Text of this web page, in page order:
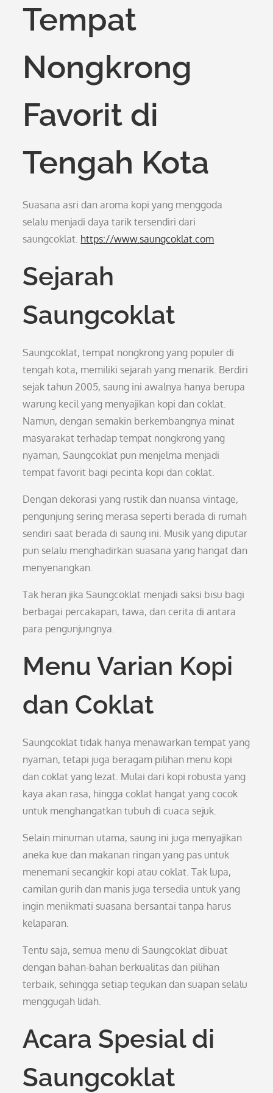
Tempat
Nongkrong
Favorit di
Tengah Kota
Suasana asri dan aroma kopi yang menggoda
selalu menjadi daya tarik tersendiri dari
saungcoklat. https://www.saungcoklat.com
Sejarah
Saungcoklat
Saungcoklat, tempat nongkrong yang populer di
tengah kota, memiliki sejarah yang menarik. Berdiri
sejak tahun 2005, saung ini awalnya hanya berupa
warung kecil yang menyajikan kopi dan coklat.
Namun, dengan semakin berkembangnya minat
masyarakat terhadap tempat nongkrong yang
nyaman, Saungcoklat pun menjelma menjadi
tempat favorit bagi pecinta kopi dan coklat.
Dengan dekorasi yang rustik dan nuansa vintage,
pengunjung sering merasa seperti berada di rumah
sendiri saat berada di saung ini. Musik yang diputar
pun selalu menghadirkan suasana yang hangat dan
menyenangkan.
Tak heran jika Saungcoklat menjadi saksi bisu bagi
berbagai percakapan, tawa, dan cerita di antara
para pengunjungnya.
Menu Varian Kopi
dan Coklat
Saungcoklat tidak hanya menawarkan tempat yang
nyaman, tetapi juga beragam pilihan menu kopi
dan coklat yang lezat. Mulai dari kopi robusta yang
kaya akan rasa, hingga coklat hangat yang cocok
untuk menghangatkan tubuh di cuaca sejuk.
Selain minuman utama, saung ini juga menyajikan
aneka kue dan makanan ringan yang pas untuk
menemani secangkir kopi atau coklat. Tak lupa,
camilan gurih dan manis juga tersedia untuk yang
ingin menikmati suasana bersantai tanpa harus
kelaparan.
Tentu saja, semua menu di Saungcoklat dibuat
dengan bahan-bahan berkualitas dan pilihan
terbaik, sehingga setiap tegukan dan suapan selalu
menggugah lidah.
Acara Spesial di
Saungcoklat